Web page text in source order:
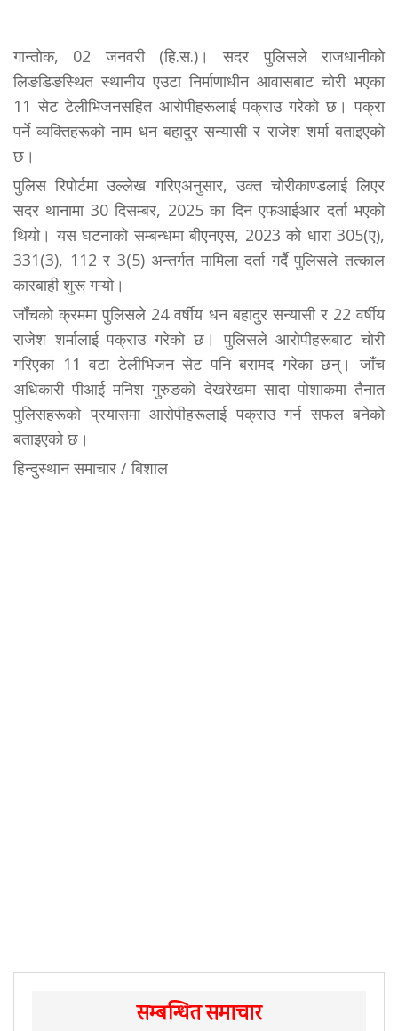
गान्तोक, 02 जनवरी (हि.स.)। सदर पुलिसले राजधानीको
लिङडिङस्थित स्थानीय एउटा निर्माणाधीन आवासबाट चोरी भएका
11 सेट टेलीभिजनसहित आरोपीहरूलाई पक्राउ गरेको छ। पक्रा
पर्ने व्यक्तिहरूको नाम धन बहादुर सन्यासी र राजेश शर्मा बताइएको
छ।
पुलिस रिपोर्टमा उल्लेख गरिएअनुसार, उक्त चोरीकाण्डलाई लिएर
सदर थानामा 30 दिसम्बर, 2025 का दिन एफआईआर दर्ता भएको
थियो। यस घटनाको सम्बन्धमा बीएनएस, 2023 को धारा 305(ए),
331(3), 112 र 3(5) अन्तर्गत मामिला दर्ता गर्दै पुलिसले तत्काल
कारबाही शुरू गऱ्यो।
जॉंचको क्रममा पुलिसले 24 वर्षीय धन बहादुर सन्यासी र 22 वर्षीय
राजेश शर्मालाई पक्राउ गरेको छ। पुलिसले आरोपीहरूबाट चोरी
गरिएका 11 वटा टेलीभिजन सेट पनि बरामद गरेका छन्। जॉंच
अधिकारी पीआई मनिश गुरुङको देखरेखमा सादा पोशाकमा तैनात
पुलिसहरूको प्रयासमा आरोपीहरूलाई पक्राउ गर्न सफल बनेको
बताइएको छ।
हिन्दुस्थान समाचार / बिशाल
सम्बन्धित समाचार